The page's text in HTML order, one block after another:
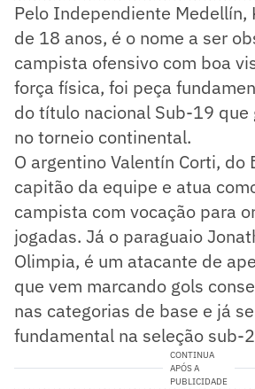
Pelo Independiente Medellín,
de 18 anos, é o nome a ser
campista ofensivo com boa
força física, foi peça
do título nacional Sub-19 que
no torneio continental.
O argentino Valentín Corti, do
capitão da equipe e atua
campista com vocação para
jogadas. Já o paraguaio
Olimpia, é um atacante de
que vem marcando gols
nas categorias de base e já
fundamental na seleção sub-
CONTINUA
APÓS A
PUBLICIDADE